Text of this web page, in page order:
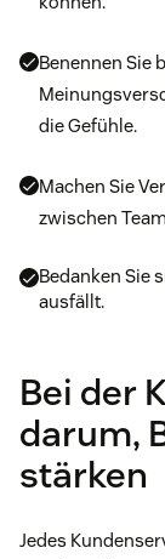
Benennen Sie
die Gefühle.
Machen Sie
zwischen
Bedanken Sie
ausfällt.
Bei der
darum,
stärken
Jedes